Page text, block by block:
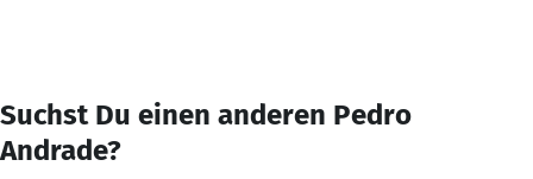
Suchst Du einen anderen Pedro
Andrade?